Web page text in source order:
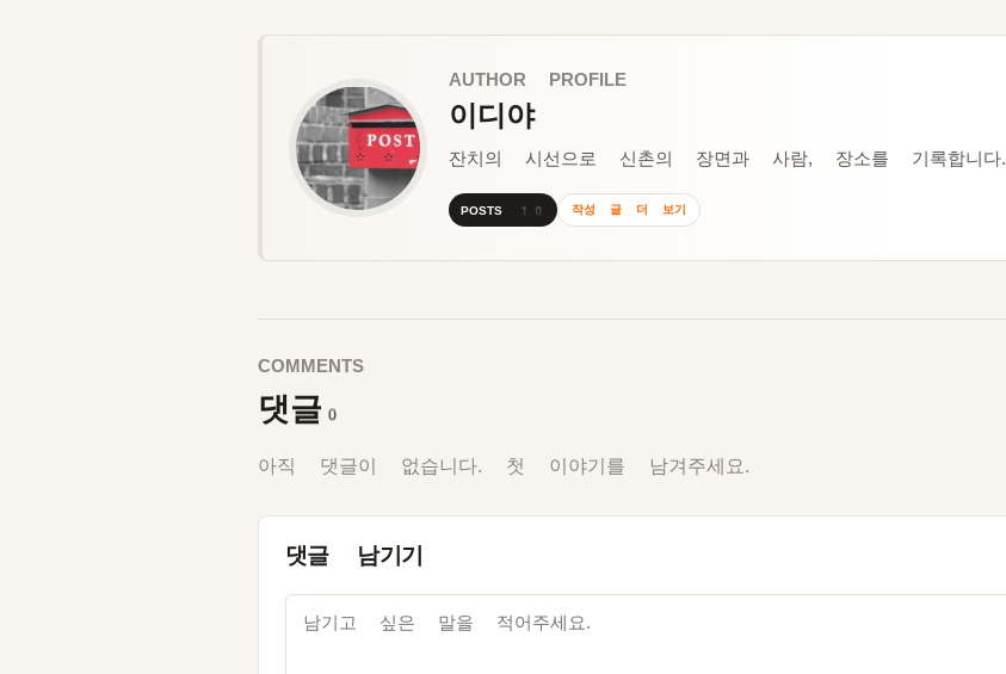
AUTHOR PROFILE
이디야
잔치의 시선으로 신촌의 장면과 사람, 장소를 기록합니다.
POSTS 10 작성 글 더 보기
COMMENTS
댓글 0
아직 댓글이 없습니다. 첫 이야기를 남겨주세요.
댓글 남기기